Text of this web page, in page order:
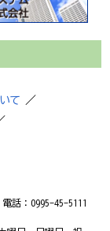
て
／
話：0995-45-5111